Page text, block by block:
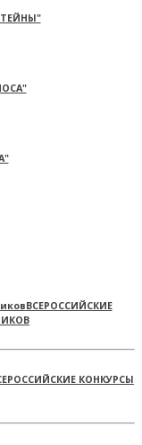
ВСЕРОССИЙСКИЕ
КОНКУРСЫ